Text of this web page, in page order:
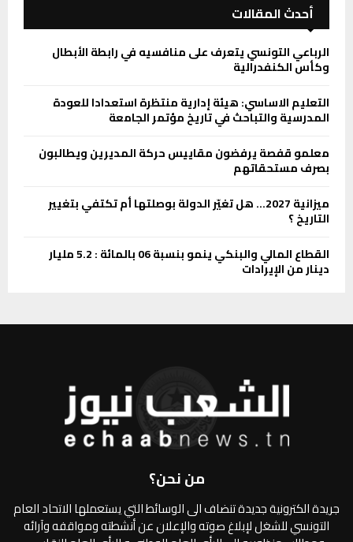
أحدث المقالات
الرباعي التونسي يتعرف على منافسيه في رابطة الأبطال
وكأس الكنفدرالية
التعليم الاساسي: هيئة إدارية منتظرة استعدادا للعودة
المدرسية والتباحث في تاريخ مؤتمر الجامعة
معلمو قفصة يرفضون مقاييس حركة المديرين ويطالبون
بصرف مستحقاتهم
ميزانية 2027… هل تغيّر الدولة بوصلتها أم تكتفي بتغيير
التاريخ ؟
القطاع المالي والبنكي ينمو بنسبة 06 بالمائة : 5.2 مليار
دينار من الإيرادات
من نحن؟
جريدة الكترونية جديدة تنضاف الى الوسائط التي يستعملها الاتحاد العام
التونسي للشغل لإبلاغ صوته والإعلان عن أنشطته ومواقفه وآرائه